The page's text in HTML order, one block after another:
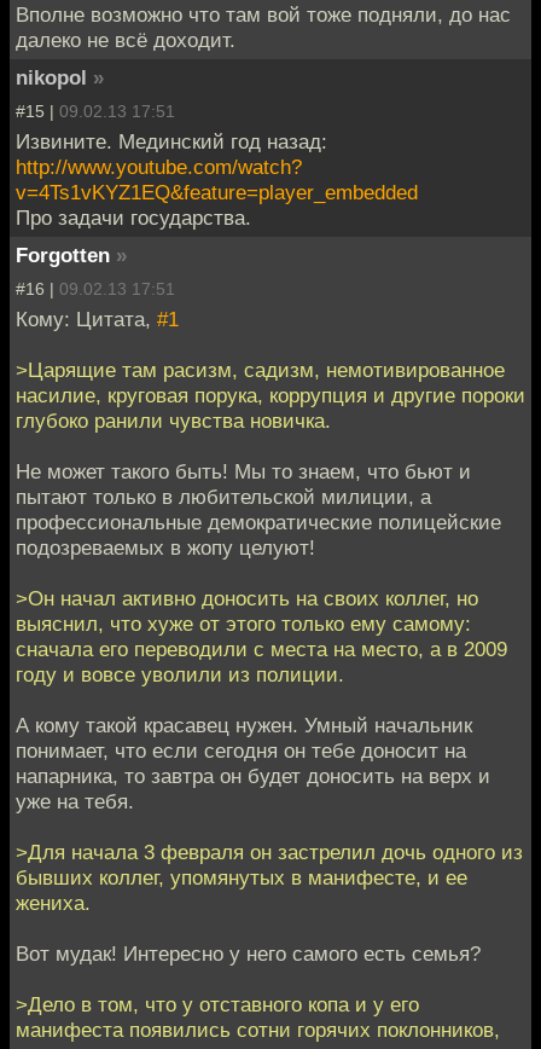
Вполне возможно что там вой тоже подняли, до нас
далеко не всё доходит.
nikopol »
#15 | 09.02.13 17:51
Извините. Мединский год назад:
http://www.youtube.com/watch?
v=4Ts1vKYZ1EQ&feature=player_embedded
Про задачи государства.
Forgotten »
#16 | 09.02.13 17:51
Кому: Цитата, #1
>Царящие там расизм, садизм, немотивированное
насилие, круговая порука, коррупция и другие пороки
глубоко ранили чувства новичка.
Не может такого быть! Мы то знаем, что бьют и
пытают только в любительской милиции, а
профессиональные демократические полицейские
подозреваемых в жопу целуют!
>Он начал активно доносить на своих коллег, но
выяснил, что хуже от этого только ему самому:
сначала его переводили с места на место, а в 2009
году и вовсе уволили из полиции.
А кому такой красавец нужен. Умный начальник
понимает, что если сегодня он тебе доносит на
напарника, то завтра он будет доносить на верх и
уже на тебя.
>Для начала 3 февраля он застрелил дочь одного из
бывших коллег, упомянутых в манифесте, и ее
жениха.
Вот мудак! Интересно у него самого есть семья?
>Дело в том, что у отставного копа и у его
манифеста появились сотни горячих поклонников,